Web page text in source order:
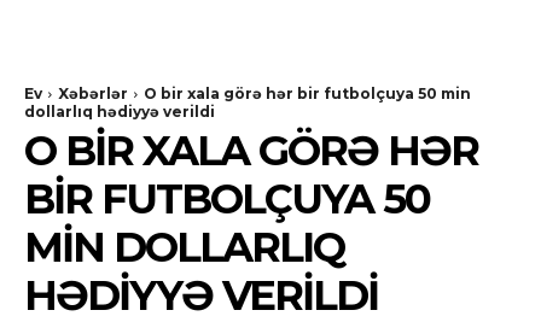
Ev Xəbərlər
O bir xala görə hər bir futbolçuya 50 min
dollarlıq hədiyyə verildi
O BIR XALA GÖRƏ HƏR
BIR FUTBOLÇUYA 50
MIN DOLLARLIQ
HƏDIYYƏ VERILDI